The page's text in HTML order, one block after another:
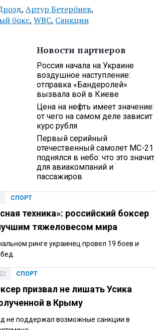
, Артур Бетербиев,
бокс, WBC, Санкции
Новости партнеров
Россия начала на Украине
воздушное наступление:
отправка «Бандеролей»
вызвала вой в Киеве
Цена на нефть имеет значение:
от чего на самом деле зависит
курс рубля
Первый серийный
отечественный самолет МС-21
поднялся в небо: что это значит
для авиакомпаний и
пассажиров
СПОРТ
техника»: российский боксер
тяжеловесом мира
ринге украинец провел 19 боев и
СПОРТ
призвал не лишать Усика
в Крыму
не поддержал возможные санкции в